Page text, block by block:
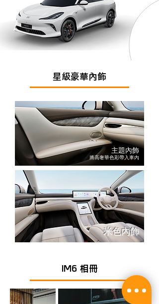
星級豪華內飾
主題內飾
將高奢華色彩帶入車內
米色內飾
IM6 相冊